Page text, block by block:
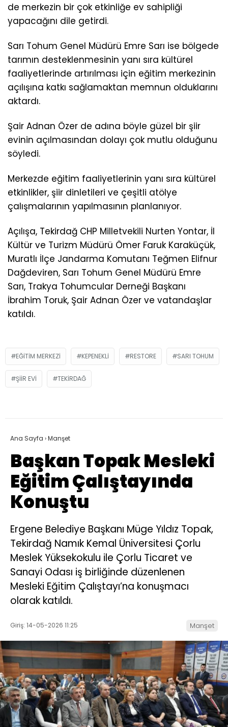
de merkezin bir çok etkinliğe ev sahipliği
yapacağını dile getirdi.
Sarı Tohum Genel Müdürü Emre Sarı ise bölgede
tarımın desteklenmesinin yanı sıra kültürel
faaliyetlerinde artırılması için eğitim merkezinin
açılışına katkı sağlamaktan memnun olduklarını
aktardı.
Şair Adnan Özer de adına böyle güzel bir şiir
evinin açılmasından dolayı çok mutlu olduğunu
söyledi.
Merkezde eğitim faaliyetlerinin yanı sıra kültürel
etkinlikler, şiir dinletileri ve çeşitli atölye
çalışmalarının yapılmasının planlanıyor.
Açılışa, Tekirdağ CHP Milletvekili Nurten Yontar, İl
Kültür ve Turizm Müdürü Ömer Faruk Karaküçük,
Muratlı İlçe Jandarma Komutanı Teğmen Elifnur
Dağdeviren, Sarı Tohum Genel Müdürü Emre
Sarı, Trakya Tohumcular Derneği Başkanı
İbrahim Toruk, Şair Adnan Özer ve vatandaşlar
katıldı.
EĞITIM MERKEZI KEPENEKLI RESTORE SARI TOHUM
ŞIIR EVI TEKIRDAĞ
Ana Sayfa ›Manşet
Başkan Topak Mesleki
Eğitim Çalıştayında
Konuştu
Ergene Belediye Başkanı Müge Yıldız Topak,
Tekirdağ Namık Kemal Üniversitesi Çorlu
Meslek Yüksekokulu ile Çorlu Ticaret ve
Sanayi Odası iş birliğinde düzenlenen
Mesleki Eğitim Çalıştayı’na konuşmacı
olarak katıldı.
Giriş: 14-05-2026 11:25 Manşet